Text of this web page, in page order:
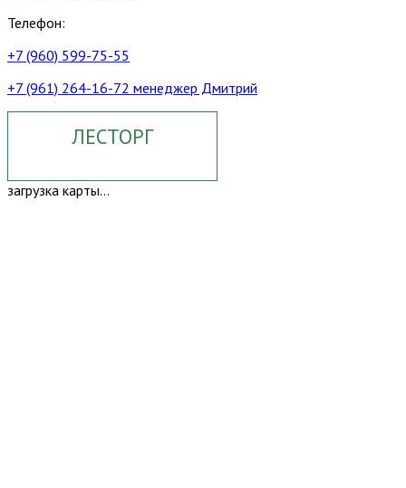
Телефон:
+7 (960) 599-75-55
+7 (961) 264-16-72 менеджер Дмитрий
ЛЕСТОРГ
загрузка карты...